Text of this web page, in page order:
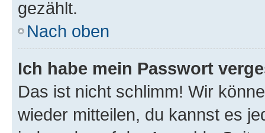
gezählt.
Nach oben
Ich habe mein Passwort
Das ist nicht schlimm! Wir
wieder mitteilen, du kannst es